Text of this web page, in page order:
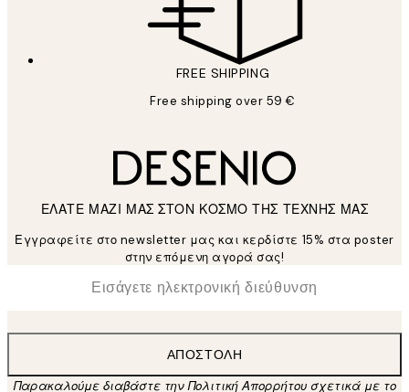
FREE SHIPPING
Free shipping over 59 €
ΕΛΑΤΕ ΜΑΖΙ ΜΑΣ ΣΤΟΝ ΚΟΣΜΟ ΤΗΣ ΤΕΧΝΗΣ ΜΑΣ
Εγγραφείτε στο newsletter μας και κερδίστε 15% στα poster
στην επόμενη αγορά σας!
Ηλεκτρονική Διεύθυνση
ΑΠΟΣΤΟΛΉ
Παρακαλούμε διαβάστε την Πολιτική Απορρήτου σχετικά με το